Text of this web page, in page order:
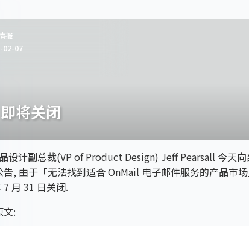
报
02-07
将关闭
设计副总裁(VP of Product Design) Jeff Pearsall 今天
, 由于「无法找到适合 OnMail 电子邮件服务的产品市
月 31 日关闭.
文: